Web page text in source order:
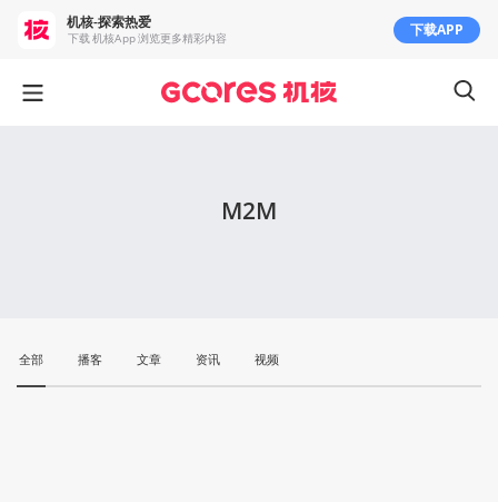
M2M
全部 播客 文章 资讯 视频
机核-探索热爱
下载 机核App 浏览更多精彩内容 下载APP